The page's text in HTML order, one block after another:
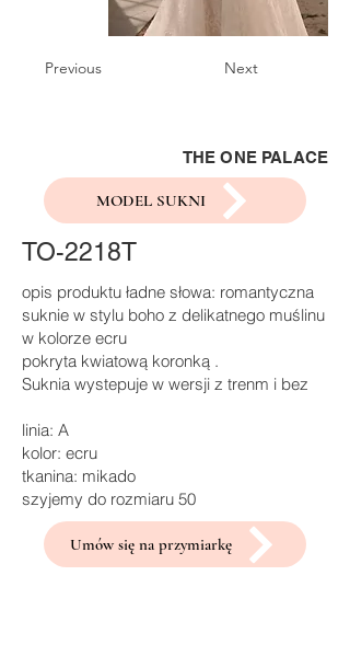
Previous Next
THE ONE PALACE
MODEL SUKNI
TO-2218T
opis produktu ładne słowa: romantyczna
suknie w stylu boho z delikatnego muślinu
w kolorze ecru
pokryta kwiatową koronką .
Suknia wystepuje w wersji z trenm i bez
linia: A
kolor: ecru
tkanina: mikado
szyjemy do rozmiaru 50
Umów się na przymiarkę